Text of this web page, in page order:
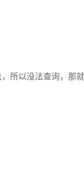
所以没法查询，那